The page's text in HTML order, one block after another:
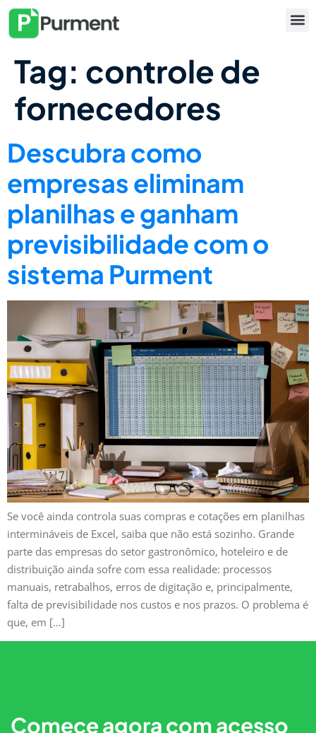
Tag: controle de
fornecedores
Descubra como
empresas eliminam
planilhas e ganham
previsibilidade com o
sistema Purment
Se você ainda controla suas compras e cotações em planilhas
intermináveis de Excel, saiba que não está sozinho. Grande
parte das empresas do setor gastronômico, hoteleiro e de
distribuição ainda sofre com essa realidade: processos
manuais, retrabalhos, erros de digitação e, principalmente,
falta de previsibilidade nos custos e nos prazos. O problema é
que, em […]
Comece agora com acesso